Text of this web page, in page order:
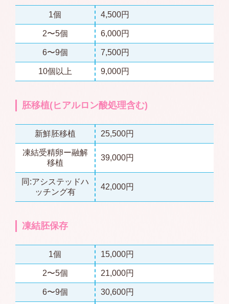
1個 4,500円
2〜5個 6,000円
6〜9個 7,500円
10個以上 9,000円
胚移植(ヒアルロン酸処理含む)
新鮮胚移植 25,500円
凍結受精卵ー融解
移植
39,000円
同:アシステッドハ
ッチング有
42,000円
凍結胚保存
1個 15,000円
2〜5個 21,000円
6〜9個 30,600円